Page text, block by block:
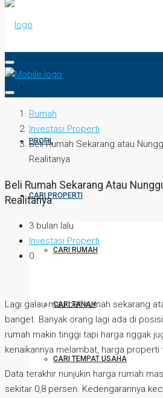
PROFIL
CARI PROPERTI
CARI RUMAH
CARI TANAH
CARI TEMPAT USAHA
Rumah
Investasi Properti
Beli Rumah Sekarang atau
Realitanya
Beli Rumah Sekarang Atau
Realitanya
3 bulan lalu
Investasi Properti
0
Lagi galau mau beli rumah sekarang
banget. Banyak orang lagi ada di
rumah makin tinggi tapi harga nggak
kenaikannya melambat, harga
Data terakhir nunjukin harga rumah
sekitar 0,8 persen. Kedengarannya